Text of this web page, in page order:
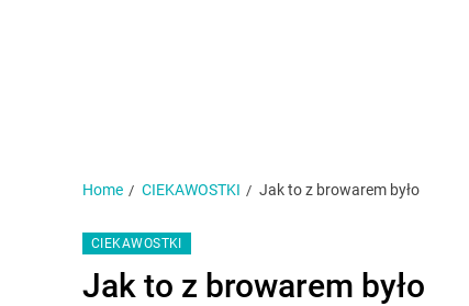
Home CIEKAWOSTKI Jak to z browarem było
CIEKAWOSTKI
Jak to z browarem było